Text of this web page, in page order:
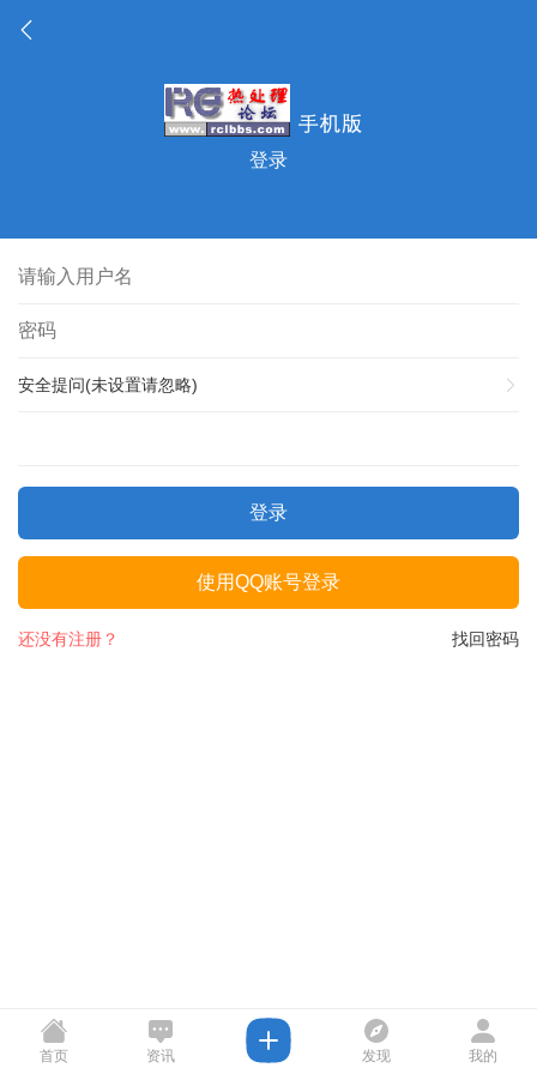
登录
安全提问(未设置请忽略)
登录
使用QQ账号登录
找回密码
还没有注册？
首页 资讯 发现 我的